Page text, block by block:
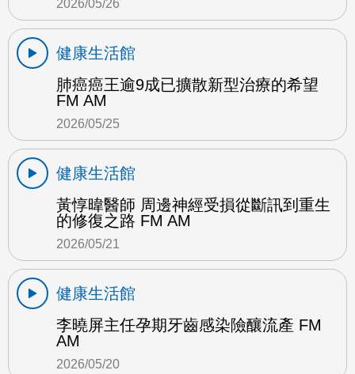
2026/05/26
健康生活館
肺癌癌王逾9成已擴散新型治療的希望
FM AM
2026/05/25
健康生活館
黃惇暐醫師 周邊神經受損從斷訊到重生
的修復之路 FM AM
2026/05/21
健康生活館
李曉屏主任孕期牙齒感染險釀流產 FM
AM
2026/05/20